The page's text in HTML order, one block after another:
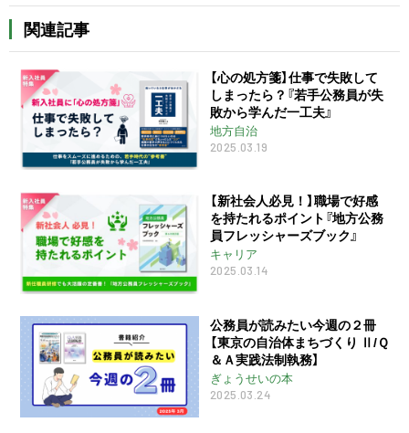
関連記事
【心の処方箋】仕事で失敗して
しまったら？『若手公務員が失
敗から学んだ一工夫』
地方自治
2025.03.19
【新社会人必見！】職場で好感
を持たれるポイント『地方公務
員フレッシャーズブック』
キャリア
2025.03.14
公務員が読みたい今週の２冊
【東京の自治体まちづくり Ⅱ/Ｑ
＆Ａ実践法制執務】
ぎょうせいの本
2025.03.24